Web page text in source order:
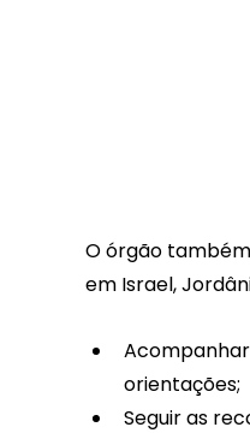
O órgão
em Israel,
⁠Acompanhar
orientações;
Seguir as